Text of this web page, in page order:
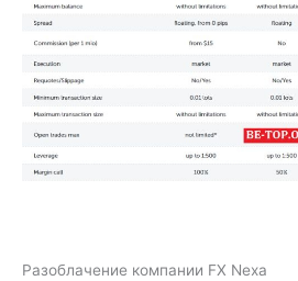
Разоблачение компании FX Nexa